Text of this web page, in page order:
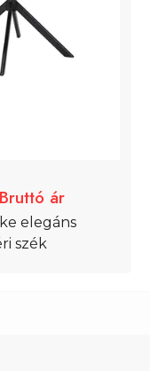
Bruttó ár
elegáns
szék